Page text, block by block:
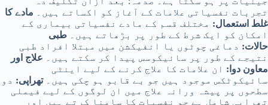
تجربات نفسیاتی علامات کے آغاز کو اکساتے ہیں۔
مادے کا
غلط استعمال: مختلف قسم کے مادے نفسیاتی بیماری کے
امکان کو ایک شرط کے طور پر بڑھاتے ہیں۔
طبی
حالات: دماغی چوٹوں یا انفیکشن میں مبتلا افراد طبی
نتیجے کے طور پر سائیکوسس پیدا کر سکتے ہیں۔
علاج اور
معاون دوا: ان علامات کا علاج کرنے کے لیے اینٹی
سائیکوٹکس موجود ہیں جو بے قابو ہو چکی ہیں۔
تھراپی: دو
سطحوں پر پیشہ ورانہ علاج میں ان لوگوں کے لیے فیملی
تھراپی شامل ہے جو نفسیات کا سامنا کرتے ہیں اور